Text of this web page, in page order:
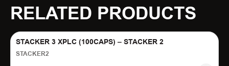
RELATED PRODUCTS
STACKER 3 XPLC (100CAPS) – STACKER 2
STACKER2